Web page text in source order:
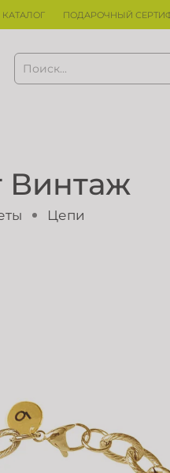
КАТАЛОГ ПОДАРОЧНЫЙ
Винтаж
Цепи